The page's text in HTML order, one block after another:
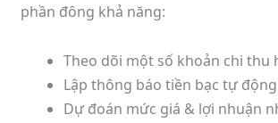
phần đông khả năng:
Theo dõi một số khoản chi thu
Lập thông báo tiền bạc tự
Dự đoán mức giá & lợi nhuận